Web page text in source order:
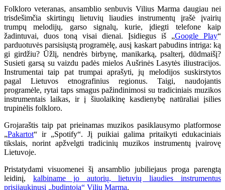
Folkloro veteranas, ansamblio senbuvis Vilius Marma daugiau nei
trisdešimčia skirtingų lietuvių liaudies instrumentų įrašė įvairių
trumpų melodijų, garso signalų, kurie, įdiegti telefone kaip
žadintuvai, duos toną visai dienai. Įsidiegus iš „Google Play“
parduotuvės parsisiųstą programėlę, ausį kaskart pabudins intriga: ką
gi girdžiu? Ūžlį, nendrės birbynę, manikarką, psalterį, dūdmaišį?
Susieti garsą su vaizdu padės mielos Aušrinės Lasytės iliustracijos.
Instrumentai taip pat trumpai aprašyti, jų melodijos suskirstytos
pagal Lietuvos etnografinius regionus. Taigi, naudojantis
programėle, rytai taps smagus pažindinimosi su tradiciniais muzikos
instrumentais laikas, ir į šiuolaikinę kasdienybę natūraliai įsilies
trupinėlis folkloro.
Grojaraštis taip pat prieinamas muzikos pasiklausymo platformose
„Pakartot“ ir „Spotify“. Jį puikiai galima pritaikyti edukaciniais
tikslais, norint apžvelgti tradicinių muzikos instrumentų įvairovę
Lietuvoje.
Pristatydami visuomenei šį ansamblio jubiliejaus proga parengtą
leidinį, kalbiname jo autorių, lietuvių liaudies instrumentus
prisijaukinusį „budintoją“ Vilių Marmą.